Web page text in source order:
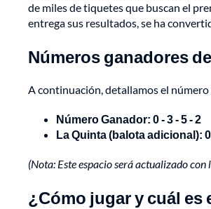
de miles de tiquetes que buscan el
entrega sus resultados, se ha
Números ganadores
A continuación, detallamos el
Número Ganador: 0 - 3 - 5 - 2
La Quinta (balota adicional): 0
(Nota: Este espacio será actualizado
¿Cómo jugar y cuál es